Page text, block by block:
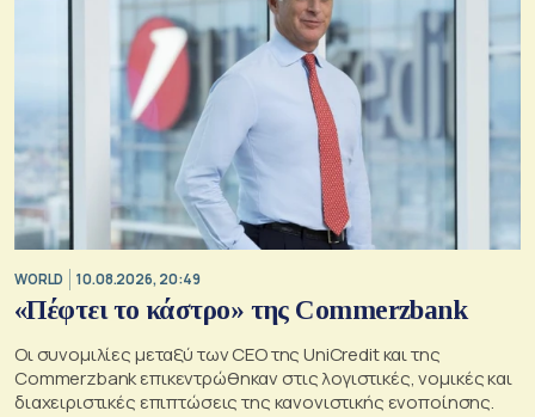
WORLD 10.08.2026, 20:49
«Πέφτει το κάστρο» της Commerzbank
Οι συνομιλίες μεταξύ των CEO της UniCredit και της
Commerzbank επικεντρώθηκαν στις λογιστικές, νομικές και
διαχειριστικές επιπτώσεις της κανονιστικής ενοποίησης.